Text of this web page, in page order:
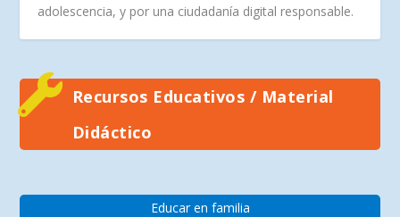
adolescencia, y por una ciudadanía digital responsable.
Recursos Educativos / Material
Didáctico
Educar en familia